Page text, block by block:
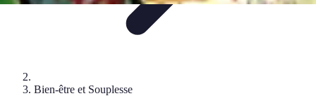
Bien-être et Souplesse